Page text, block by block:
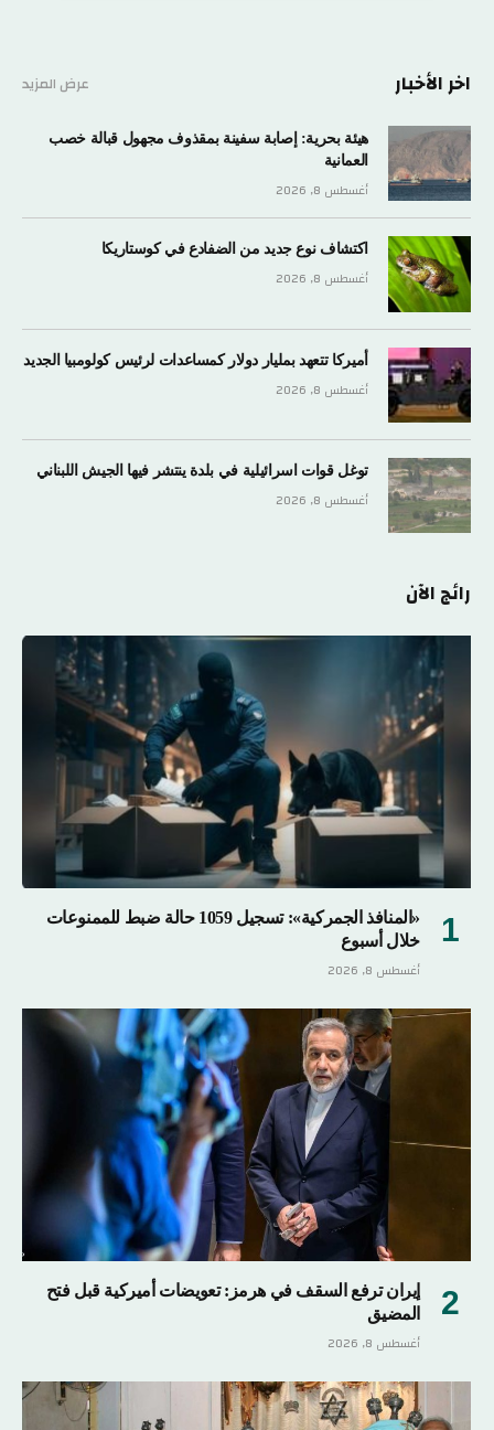
اخر الأخبار عرض المزيد
هيئة بحرية: إصابة سفينة بمقذوف مجهول قبالة خصب
العمانية
أغسطس 8, 2026
اكتشاف نوع جديد من الضفادع في كوستاريكا
أغسطس 8, 2026
أميركا تتعهد بمليار دولار كمساعدات لرئيس كولومبيا الجديد
أغسطس 8, 2026
توغل قوات اسرائيلية في بلدة ينتشر فيها الجيش اللبناني
أغسطس 8, 2026
رائج الآن
«المنافذ الجمركية»: تسجيل 1059 حالة ضبط للممنوعات
خلال أسبوع
أغسطس 8, 2026
إيران ترفع السقف في هرمز: تعويضات أميركية قبل فتح
المضيق
أغسطس 8, 2026